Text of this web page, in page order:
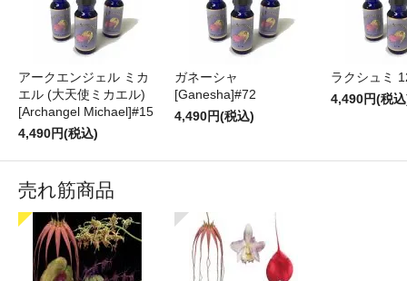
アークエンジェル ミカ
エル (大天使ミカエル)
[Archangel Michael]#15
4,490円(税込)
ガネーシャ
[Ganesha]#72
4,490円(税込)
ラクシュミ
4,490円(税
売れ筋商品